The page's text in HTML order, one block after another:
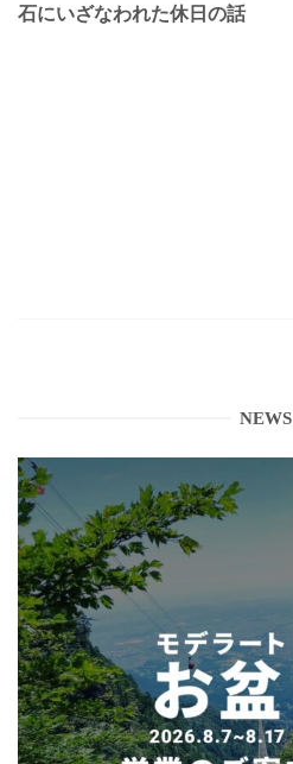
石にいざなわれた休日の話
NEWS